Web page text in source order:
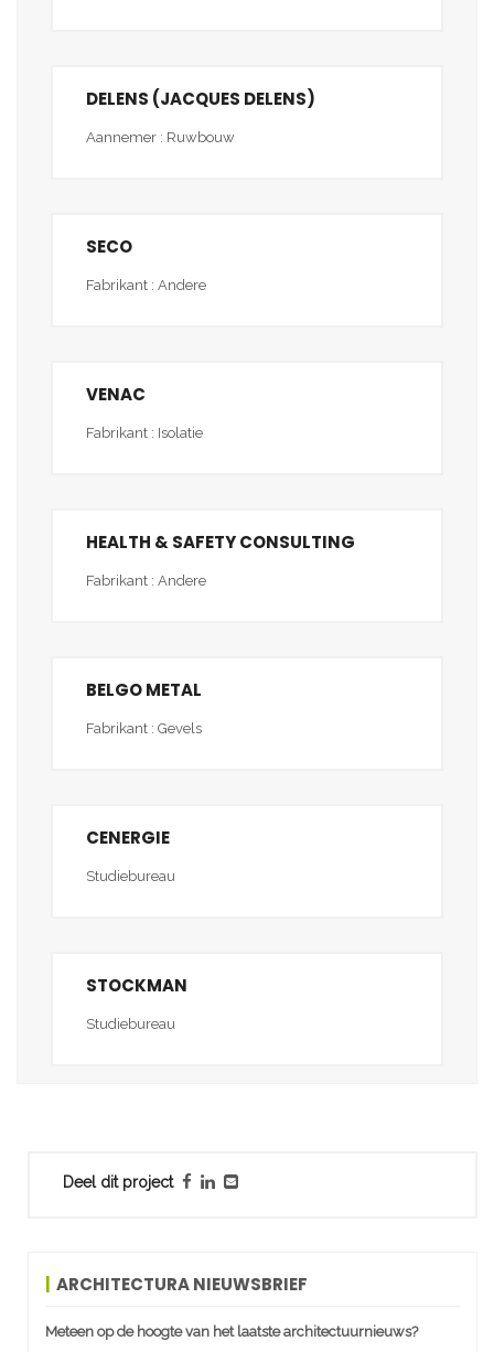
Deel dit project
ARCHITECTURA NIEUWSBRIEF
Meteen op de hoogte van het laatste architectuurnieuws?
DELENS (JACQUES DELENS)
Aannemer : Ruwbouw
SECO
Fabrikant : Andere
VENAC
Fabrikant : Isolatie
HEALTH & SAFETY CONSULTING
Fabrikant : Andere
BELGO METAL
Fabrikant : Gevels
CENERGIE
Studiebureau
STOCKMAN
Studiebureau